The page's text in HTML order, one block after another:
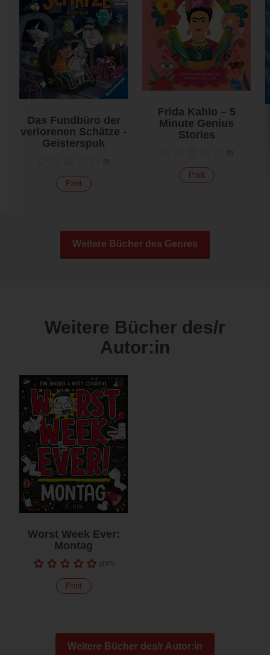
Das Fundbüro der
verlorenen Schätze -
Geisterspuk
(0)
Print
Frida Kahlo – 5
Minute Genius
Stories
(0)
Print
Weitere Bücher des Genres
Weitere Bücher des/r
Autor:in
Worst Week Ever:
Montag
(237)
Print
Weitere Bücher des/r Autor:in